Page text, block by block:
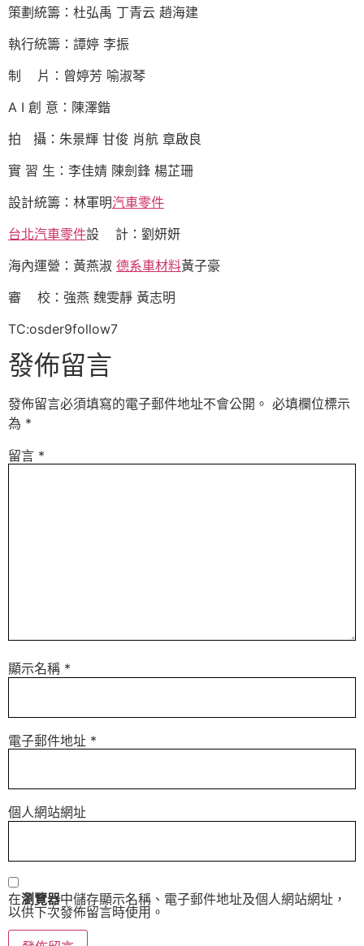
策劃統籌：杜弘禹 丁青云 趙海建
執行統籌：譚婷 李振
制 片：曾婷芳 喻淑琴
A I 創 意：陳澤鍇
拍 攝：朱景輝 甘俊 肖航 章啟良
實 習 生：李佳婧 陳劍鋒 楊芷珊
設計統籌：林軍明汽車零件
台北汽車零件設 計：劉妍妍
海內運營：黃燕淑 德系車材料黃子豪
審 校：強燕 魏雯靜 黃志明
TC:osder9follow7
發佈留言
發佈留言必須填寫的電子郵件地址不會公開。 必填欄位標示
為 *
留言 *
顯示名稱 *
電子郵件地址 *
個人網站網址
在瀏覽器中儲存顯示名稱、電子郵件地址及個人網站網址，
以供下次發佈留言時使用。